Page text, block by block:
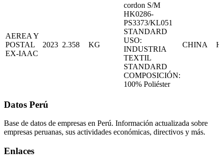
AEREA Y
POSTAL
EX-IAAC
2023 2.358 KG
cordon S/M
HK0286-
PS3373/KL051
STANDARD
USO:
INDUSTRIA
TEXTIL
STANDARD
COMPOSICIÓN:
100% Poliéster
CHINA
Datos Perú
Base de datos de empresas en Perú. Información actualizada sobre
empresas peruanas, sus actividades económicas, directivos y más.
Enlaces